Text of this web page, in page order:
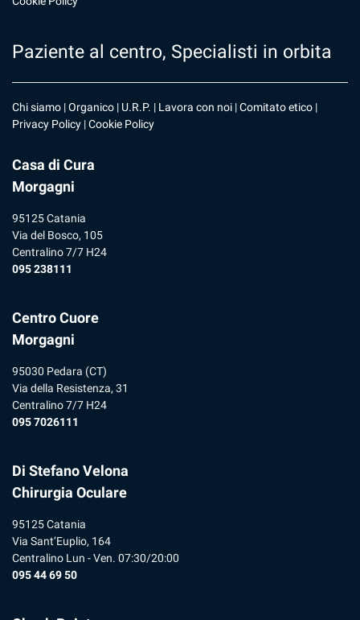
Paziente al centro, Specialisti in orbita
Chi siamo |Organico | U.R.P. | Lavora con noi |Comitato etico |
Privacy Policy |Cookie Policy
Casa di Cura
Morgagni
95125 Catania
Via del Bosco, 105
Centralino 7/7 H24
095 238111
Centro Cuore
Morgagni
95030 Pedara (CT)
Via della Resistenza, 31
Centralino 7/7 H24
095 7026111
Di Stefano Velona
Chirurgia Oculare
95125 Catania
Via Sant’Euplio, 164
Centralino Lun - Ven. 07:30/20:00
095 44 69 50